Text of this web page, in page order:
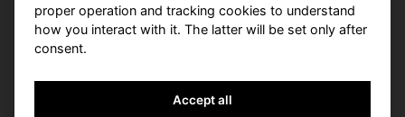
© 2010-2026 Aukční dům Sýpka
proper operation and tracking cookies to understand
how you interact with it. The latter will be set only after
consent.
Accept all